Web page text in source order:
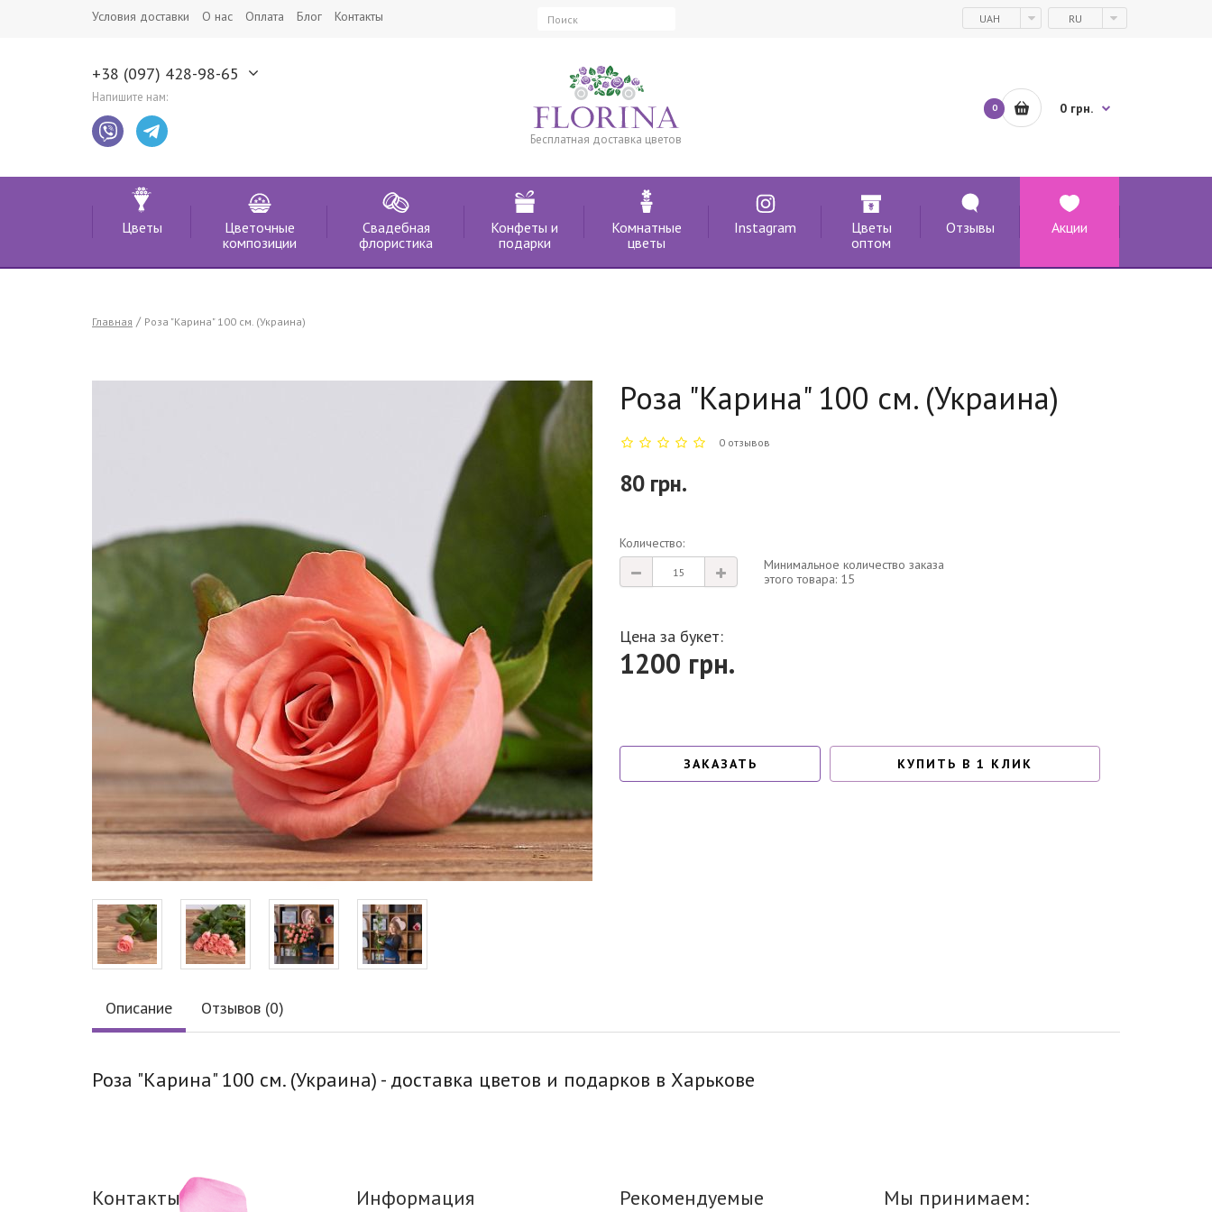
Условия доставки О нас Оплата Блог Контакты UAH RU
+38 (097) 428-98-65
Напишите нам:
Бесплатная доставка цветов
0 0 грн.
Цветы
Цветочные
композиции
Свадебная
флористика
Конфеты и
подарки
Комнатные
цветы
Instagram
Цветы
оптом
Отзывы Акции
Главная Роза "Карина" 100 см. (Украина)
Роза "Карина" 100 см. (Украина)
0 отзывов
80 грн.
Количество:
Минимальное количество заказа
этого товара: 15
Цена за букет:
1200 грн.
ЗАКАЗАТЬ КУПИТЬ В 1 КЛИК
Описание Отзывов (0)
Роза "Карина" 100 см. (Украина) - доставка цветов и подарков в Харькове
Контакты Информация Рекомендуемые Мы принимаем: